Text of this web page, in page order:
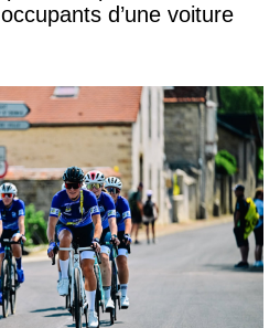
d’une voiture